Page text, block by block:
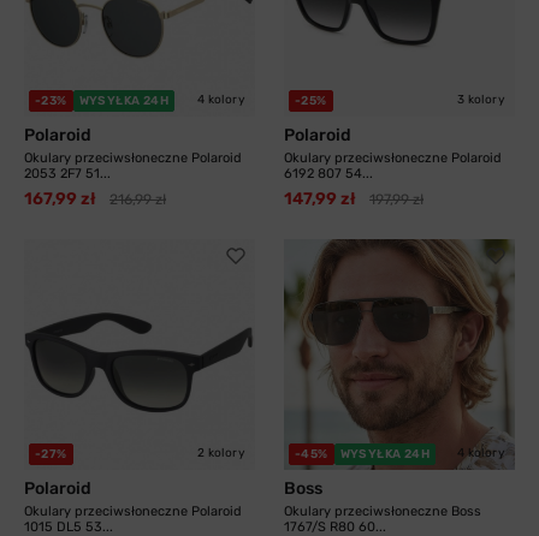
-23% WYSYŁKA 24H 4 kolory
Polaroid
Okulary przeciwsłoneczne Polaroid
2053 2F7 51...
167,99 zł 216,99 zł
-25% 3 kolory
Polaroid
Okulary przeciwsłoneczne Polaroid
6192 807 54...
147,99 zł 197,99 zł
-27% 2 kolory
Polaroid
Okulary przeciwsłoneczne Polaroid
1015 DL5 53...
-45% WYSYŁKA 24H 4 kolory
Boss
Okulary przeciwsłoneczne Boss
1767/S R80 60...